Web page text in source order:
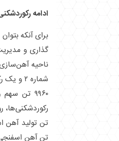
ادامه رکوردشکنی در ۱۱ و ۱۹
برای آنکه
ناحیه آهن‌سازی
تن آهن